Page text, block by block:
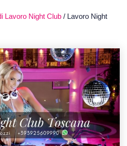
Lavoro Night Club / Lavoro Night